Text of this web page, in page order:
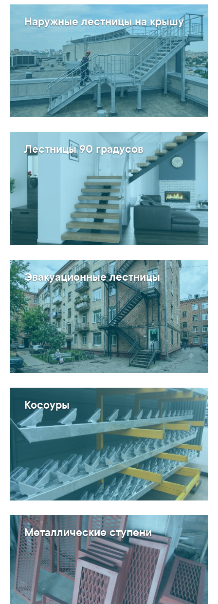
Наружные лестницы на крышу
Лестницы 90 градусов
Эвакуационные лестницы
Косоуры
Металлические ступени